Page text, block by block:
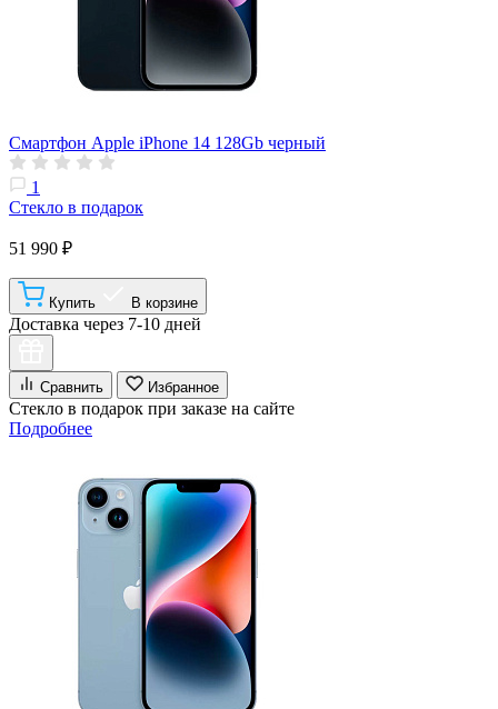
Смартфон Apple iPhone 14 128Gb черный
1
Стекло в подарок
51 990 ₽
Купить В корзине
Доставка через 7-10 дней
Сравнить Избранное
Стекло в подарок при заказе на сайте
Подробнее